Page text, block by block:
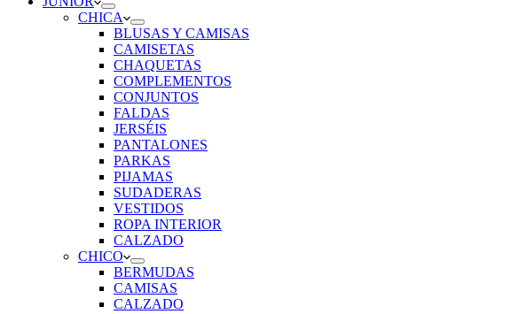
CHICA
BLUSAS Y CAMISAS
CAMISETAS
CHAQUETAS
COMPLEMENTOS
CONJUNTOS
FALDAS
JERSÉIS
PANTALONES
PARKAS
PIJAMAS
SUDADERAS
VESTIDOS
ROPA INTERIOR
CALZADO
CHICO
BERMUDAS
CAMISAS
CALZADO